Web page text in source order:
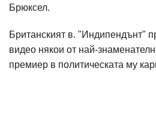
Брюксел.
Британският в. "Индипендънт"
видео някои от най-
премиер в политическата му